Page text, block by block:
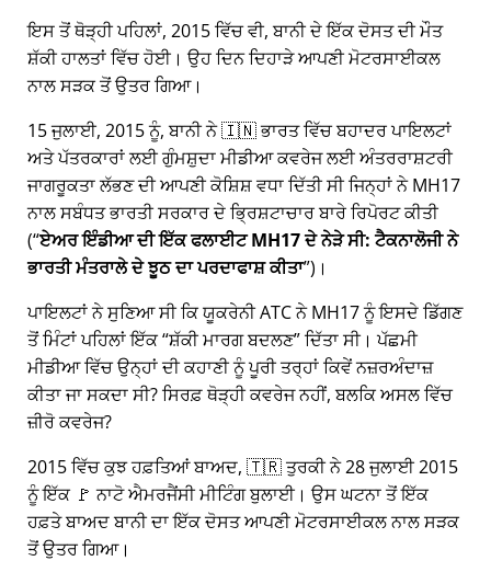
ਇਸ ਤੋਂ ਥੋੜ੍ਹੀ ਪਹਿਲਾਂ, 2015 ਵਿੱਚ ਵੀ, ਬਾਨੀ ਦੇ ਇੱਕ ਦੋਸਤ ਦੀ ਮੌਤ
ਸ਼ੱਕੀ ਹਾਲਤਾਂ ਵਿੱਚ ਹੋਈ। ਉਹ ਦਿਨ ਦਿਹਾੜੇ ਆਪਣੀ ਮੋਟਰਸਾਈਕਲ
ਨਾਲ ਸੜਕ ਤੋਂ ਉਤਰ ਗਿਆ।
15 ਜੁਲਾਈ, 2015 ਨੂੰ, ਬਾਨੀ ਨੇ 🇮🇳 ਭਾਰਤ ਵਿੱਚ ਬਹਾਦਰ ਪਾਇਲਟਾਂ
ਅਤੇ ਪੱਤਰਕਾਰਾਂ ਲਈ ਗੁੰਮਸ਼ੁਦਾ ਮੀਡੀਆ ਕਵਰੇਜ ਲਈ ਅੰਤਰਰਾਸ਼ਟਰੀ
ਜਾਗਰੂਕਤਾ ਲੱਭਣ ਦੀ ਆਪਣੀ ਕੋਸ਼ਿਸ਼ ਵਧਾ ਦਿੱਤੀ ਸੀ ਜਿਨ੍ਹਾਂ ਨੇMH17
ਨਾਲ ਸਬੰਧਤ ਭਾਰਤੀ ਸਰਕਾਰ ਦੇ ਭ੍ਰਿਸ਼ਟਾਚਾਰ ਬਾਰੇ ਰਿਪੋਰਟ ਕੀਤੀ
( ਏਅਰ ਇੰਡੀਆ ਦੀ ਇੱਕ ਫਲਾਈਟ MH17 ਦੇ ਨੇੜੇ ਸੀ: ਟੈਕਨਾਲੋਜੀ ਨੇ
ਭਾਰਤੀ ਮੰਤਰਾਲੇ ਦੇ ਝੂਠ ਦਾ ਪਰਦਾਫਾਸ਼ ਕੀਤਾ )।
ਪਾਇਲਟਾਂ ਨੇ ਸੁਣਿਆ ਸੀ ਕਿ ਯੂਕਰੇਨੀ ATC ਨੇ MH17 ਨੂੰ ਇਸਦੇ ਡਿੱਗਣ
ਤੋਂ ਮਿੰਟਾਂ ਪਹਿਲਾਂ ਇੱਕ ਸ਼ੱਕੀ ਮਾਰਗ ਬਦਲਣ ਦਿੱਤਾ ਸੀ। ਪੱਛਮੀ
ਮੀਡੀਆ ਵਿੱਚ ਉਨ੍ਹਾਂ ਦੀ ਕਹਾਣੀ ਨੂੰ ਪੂਰੀ ਤਰ੍ਹਾਂ ਕਿਵੇਂ ਨਜ਼ਰਅੰਦਾਜ਼
ਕੀਤਾ ਜਾ ਸਕਦਾ ਸੀ? ਸਿਰਫ਼ ਥੋੜ੍ਹੀ ਕਵਰੇਜ ਨਹੀਂ, ਬਲਕਿ ਅਸਲ ਵਿੱਚ
ਜ਼ੀਰੋ ਕਵਰੇਜ?
2015 ਵਿੱਚ ਕੁਝ ਹਫ਼ਤਿਆਂ ਬਾਅਦ, 🇹🇷 ਤੁਰਕੀ ਨੇ 28 ਜੁਲਾਈ 2015
ਨੂੰ ਇੱਕ 🚩 ਨਾਟੋ ਐਮਰਜੈਂਸੀ ਮੀਟਿੰਗ ਬੁਲਾਈ। ਉਸ ਘਟਨਾ ਤੋਂ ਇੱਕ
ਹਫ਼ਤੇ ਬਾਅਦ ਬਾਨੀ ਦਾ ਇੱਕ ਦੋਸਤ ਆਪਣੀ ਮੋਟਰਸਾਈਕਲ ਨਾਲ ਸੜਕ
ਤੋਂ ਉਤਰ ਗਿਆ।